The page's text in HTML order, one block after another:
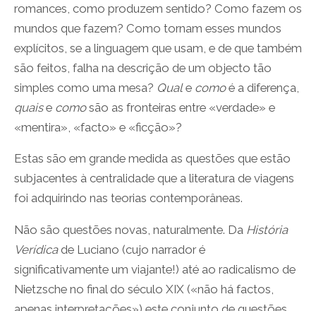
romances, como produzem sentido? Como fazem os
mundos que fazem? Como tornam esses mundos
explícitos, se a linguagem que usam, e de que também
são feitos, falha na descrição de um objecto tão
simples como uma mesa? Quale comoé a diferença,
quaise comosão as fronteiras entre «verdade» e
«mentira», «facto» e «ficção»?
Estas são em grande medida as questões que estão
subjacentes à centralidade que a literatura de viagens
foi adquirindo nas teorias contemporâneas.
Não são questões novas, naturalmente. Da História
Verídicade Luciano (cujo narrador é
significativamente um viajante!) até ao radicalismo de
Nietzsche no final do século XIX («não há factos,